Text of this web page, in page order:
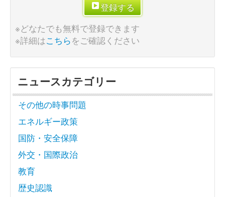
登録する
※どなたでも無料で登録できます
※詳細はこちらをご確認ください
ニュースカテゴリー
その他の時事問題
エネルギー政策
国防・安全保障
外交・国際政治
教育
歴史認識